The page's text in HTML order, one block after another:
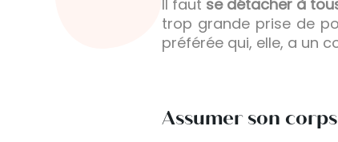
Il faut se détacher à
trop grande prise de
préférée qui, elle, a un
Assumer son